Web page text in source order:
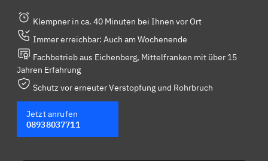
Klempner in ca. 40 Minuten bei Ihnen vor Ort
Immer erreichbar: Auch am Wochenende
Fachbetrieb aus Eichenberg, Mittelfranken mit über 15
Jahren Erfahrung
Schutz vor erneuter Verstopfung und Rohrbruch
Jetzt anrufen
08938037711